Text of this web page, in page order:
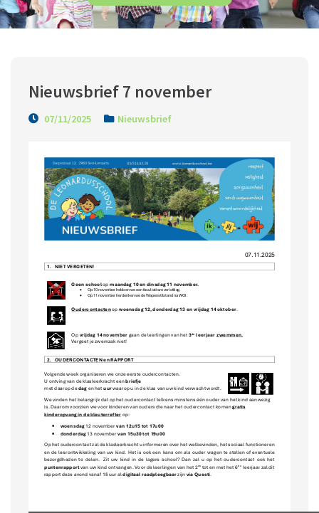
Nieuwsbrief 7 november
07/11/2025 Nieuwsbrief